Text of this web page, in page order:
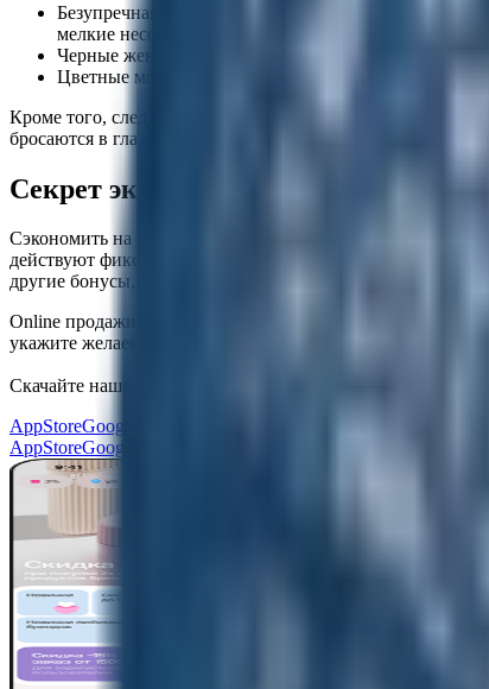
Безупречная классика – телесные капроновые
мелкие несовершенства кожи.
Черные женские колготки добавят образу немного
Цветные модели и изделия с затейливыми
Кроме того, следует обратить внимание на плотность.
бросаются в глаза. Осенью и весной оптимальным
Секрет экономии для рачительных
Сэкономить на покупке качественных колготок для
действуют фиксированные скидки в утренние часы и по
другие бонусы, которые позволяют получить от
Online продажи осуществляются в любое время суток.
укажите желаемый способ доставки и оплаты. Листайте
Скачайте наше приложение
AppStoreGoogle Play
AppStoreGoogle Play